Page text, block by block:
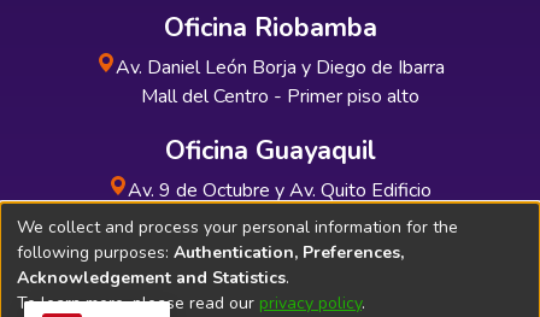
Oficina Riobamba
Av. Daniel León Borja y Diego de Ibarra
Mall del Centro - Primer piso alto
Oficina Guayaquil
Av. 9 de Octubre y Av. Quito Edificio
INDUAUTO - Planta baja
We collect and process your personal information for the
following purposes: Authentication, Preferences,
Acknowledgement and Statistics.
To learn more, please read our privacy policy.